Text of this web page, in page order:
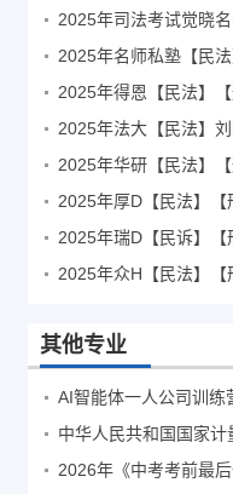
2025年司法考试觉晓
2025年得恩【民法】
2025年法大【民法】
2025年华研【民法】
2025年厚D【民法】【
2025年众H【民法】【
其他专业
AI智能体一人公司训练
中华人民共和国国家